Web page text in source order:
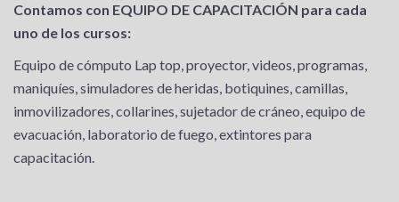
Contamos con EQUIPO DE CAPACITACIÓN para cada
uno de los cursos:
Equipo de cómputo Lap top, proyector, videos, programas,
maniquíes, simuladores de heridas, botiquines, camillas,
inmovilizadores, collarines, sujetador de cráneo, equipo de
evacuación, laboratorio de fuego, extintores para
capacitación.